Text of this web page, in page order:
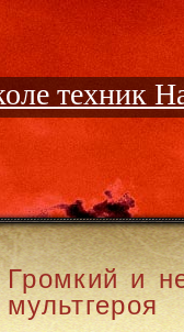
техник
Громкий и
мультгероя